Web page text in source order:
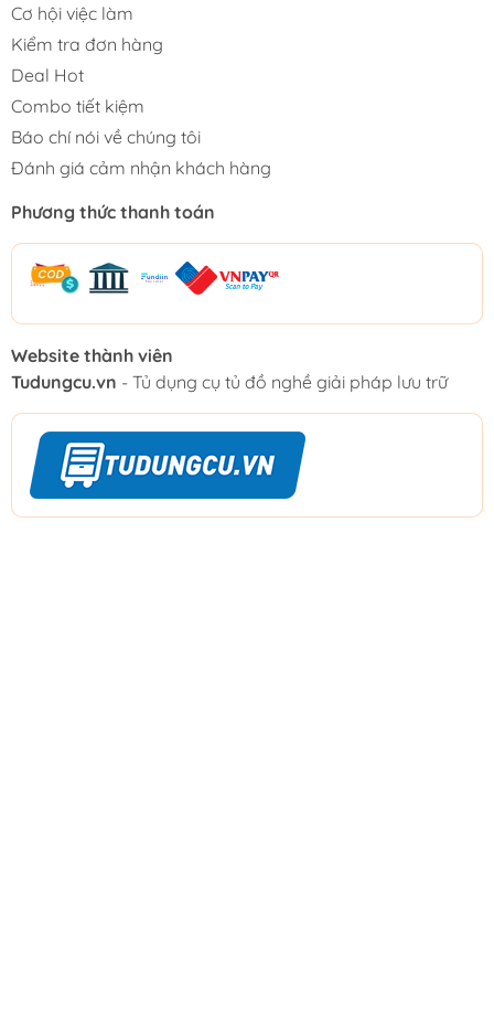
Cơ hội việc làm
Kiểm tra đơn hàng
Deal Hot
Combo tiết kiệm
Báo chí nói về chúng tôi
Đánh giá cảm nhận khách hàng
Phương thức thanh toán
Website thành viên
Tudungcu.vn - Tủ dụng cụ tủ đồ nghề giải pháp lưu trữ